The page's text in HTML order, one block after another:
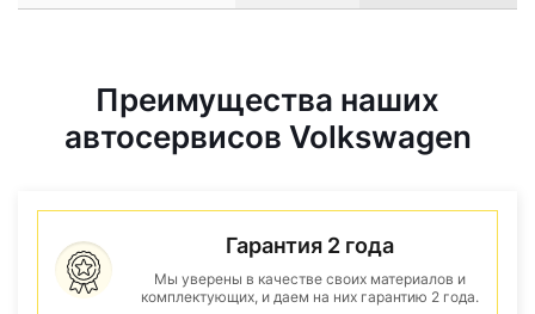
Преимущества наших
автосервисов Volkswagen
Гарантия 2 года
Мы уверены в качестве своих материалов и
комплектующих, и даем на них гарантию 2 года.